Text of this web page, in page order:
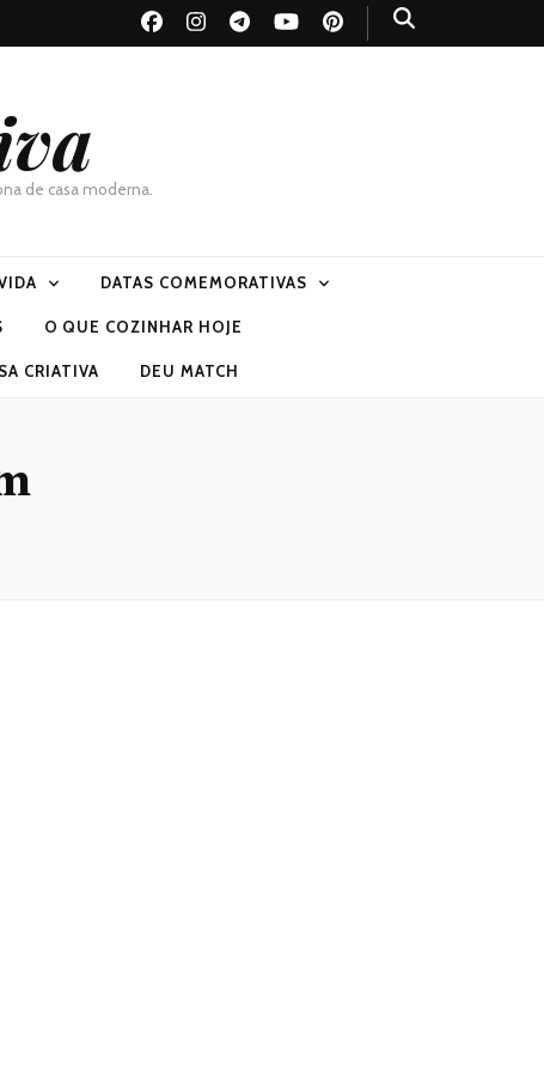
de casa moderna.
DATAS COMEMORATIVAS
O QUE COZINHAR HOJE
CRIATIVA DEU MATCH